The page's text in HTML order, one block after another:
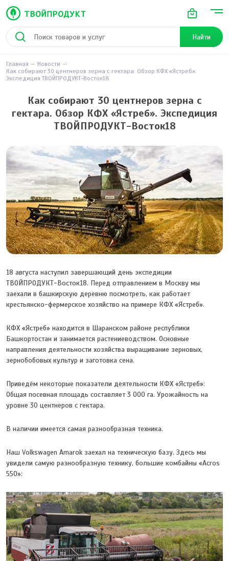
Найти
Главная
Новости
Как собирают 30 центнеров зерна с гектара. Обзор КФХ «Ястреб».
Экспедиция ТВОЙПРОДУКТ-Восток18
Как собирают 30 центнеров зерна с
гектара. Обзор КФХ «Ястреб». Экспедиция
ТВОЙПРОДУКТ-Восток18
18 августа наступил завершающий день экспедиции
ТВОЙПРОДУКТ-Восток18. Перед отправлением в Москву мы
заехали в башкирскую деревню посмотреть, как работает
крестьянско-фермерское хозяйство на примере КФХ «Ястреб».
КФХ «Ястреб» находится в Шаранском районе республики
Башкортостан и занимается растениеводством. Основные
направления деятельности хозяйства выращивание зерновых,
зернобобовых культур и заготовка сена.
Приведём некоторые показатели деятельности КФХ «Ястреб»:
Общая посевная площадь составляет 3 000 га. Урожайность на
уровне 30 центнеров с гектара.
В наличии имеется самая разнообразная техника.
Наш Volkswagen Amarok заехал на техническую базу. Здесь мы
увидели самую разнообразную технику, большие комбайны «Acros
550»: